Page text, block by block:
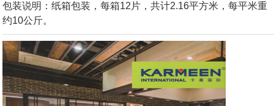
包装说明：纸箱包装，每箱12片，共计2.16平方米，每平米重
约10公斤。